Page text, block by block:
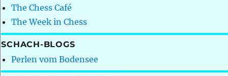
The Chess Café
The Week in Chess
SCHACH-BLOGS
Perlen vom Bodensee